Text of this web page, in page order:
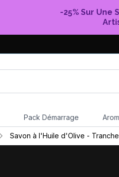
-25% Sur Une
Pack Démarrage
Savon à l'Huile d'Olive -